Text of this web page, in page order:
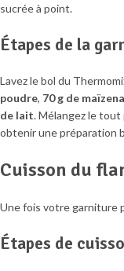
sucrée à point.
Étapes de la
Lavez le bol du
poudre, 70 g de maïzena
de lait. Mélangez le tout
obtenir une préparation
Cuisson du
Une fois votre garniture
Étapes de